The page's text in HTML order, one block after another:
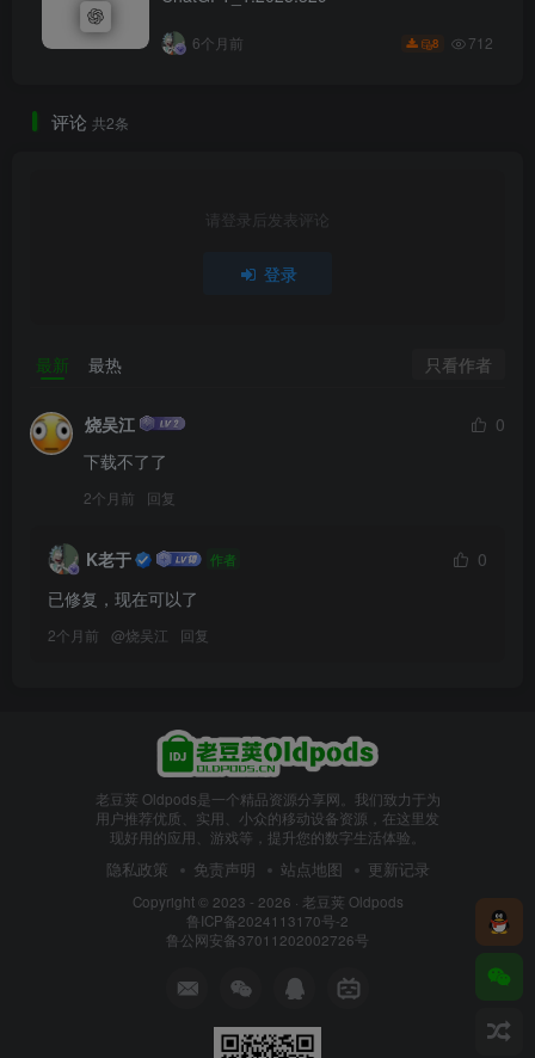
6个月前 8 712
评论 共2条
请登录后发表评论
登录
最新 最热 只看作者
烧吴江
0
下载不了了
2个月前 回复
K老于 作者
0
已修复，现在可以了
2个月前 @烧吴江 回复
老豆荚 Oldpods是一个精品资源分享网。我们致力于为
用户推荐优质、实用、小众的移动设备资源，在这里发
现好用的应用、游戏等，提升您的数字生活体验。
隐私政策 免责声明 站点地图 更新记录
Copyright © 2023 - 2026 · 老豆荚 Oldpods
鲁ICP备2024113170号-2
鲁公网安备37011202002726号